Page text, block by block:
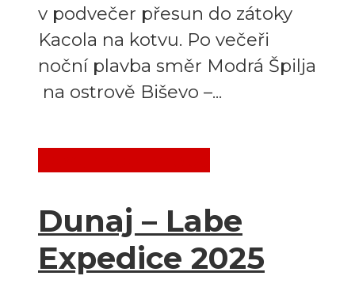
v podvečer přesun do zátoky
Kacola na kotvu. Po večeři
noční plavba směr Modrá Špilja
na ostrově Biševo –...
Dunaj – Labe
Expedice 2025